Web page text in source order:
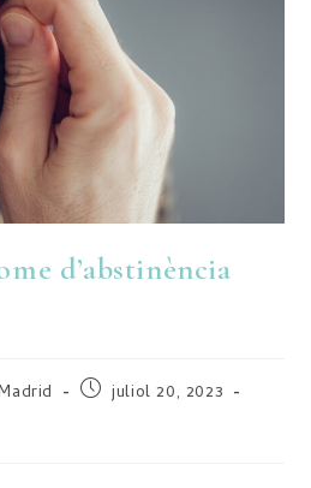
d’abstinència
juliol 20, 2023